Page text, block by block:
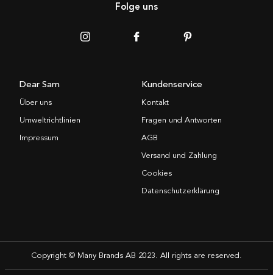
Folge uns
Dear Sam
Über uns
Umweltrichtlinien
Impressum
Kundenservice
Kontakt
Fragen und Antworten
AGB
Versand und Zahlung
Cookies
Datenschutzerklärung
Copyright © Many Brands AB 2023. All rights are reserved.